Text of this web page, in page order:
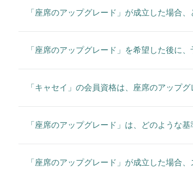
「座席のアップグレード」が成立した場合
「座席のアップグレード」を希望した後に
「キャセイ」の会員資格は、座席のアップ
「座席のアップグレード」は、どのような
「座席のアップグレード」が成立した場合